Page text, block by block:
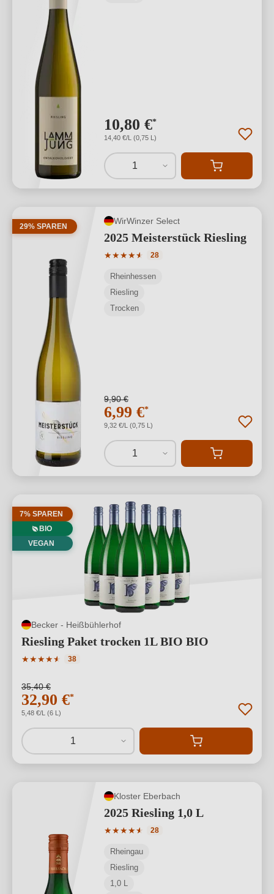
10,80 €*
14,40 €/L (0,75 L)
1
29% SPAREN
WirWinzer Select
2025 Meisterstück Riesling
★★★★★
★
Durchschnittliche Bewertung von 4.61
28
Rheinhessen
Riesling
Trocken
9,90 €
6,99 €*
9,32 €/L (0,75 L)
1
7% SPAREN
BIO
VEGAN
Becker - Heißbühlerhof
Riesling Paket trocken 1L BIO BIO
★★★★★
★
Durchschnittliche Bewertung von 4.95 von 5 Sternen
38
35,40 €
32,90 €*
5,48 €/L (6 L)
1
Kloster Eberbach
2025 Riesling 1,0 L
★★★★★
★
Durchschnittliche Bewertung von 4.57
28
Rheingau
Riesling
1,0 L